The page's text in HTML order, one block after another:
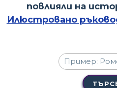
повлияли на
Илюстровано